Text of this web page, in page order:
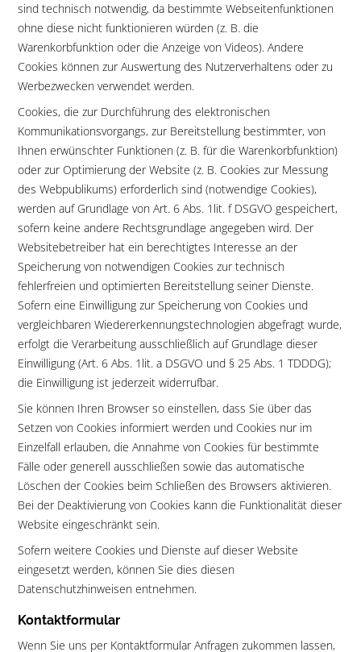
sind technisch notwendig, da bestimmte Webseitenfunktionen
ohne diese nicht funktionieren würden (z. B. die
Warenkorbfunktion oder die Anzeige von Videos). Andere
Cookies können zur Auswertung des Nutzerverhaltens oder zu
Werbezwecken verwendet werden.
Cookies, die zur Durchführung des elektronischen
Kommunikationsvorgangs, zur Bereitstellung bestimmter, von
Ihnen erwünschter Funktionen (z. B. für die Warenkorbfunktion)
oder zur Optimierung der Website (z. B. Cookies zur Messung
des Webpublikums) erforderlich sind (notwendige Cookies),
werden auf Grundlage von Art. 6 Abs. 1lit. f DSGVO gespeichert,
sofern keine andere Rechtsgrundlage angegeben wird. Der
Websitebetreiber hat ein berechtigtes Interesse an der
Speicherung von notwendigen Cookies zur technisch
fehlerfreien und optimierten Bereitstellung seiner Dienste.
Sofern eine Einwilligung zur Speicherung von Cookies und
vergleichbaren Wiedererkennungstechnologien abgefragt wurde,
erfolgt die Verarbeitung ausschließlich auf Grundlage dieser
Einwilligung (Art. 6 Abs. 1lit. a DSGVO und § 25 Abs. 1 TDDDG);
die Einwilligung ist jederzeit widerrufbar.
Sie können Ihren Browser so einstellen, dass Sie über das
Setzen von Cookies informiert werden und Cookies nur im
Einzelfall erlauben, die Annahme von Cookies für bestimmte
Fälle oder generell ausschließen sowie das automatische
Löschen der Cookies beim Schließen des Browsers aktivieren.
Bei der Deaktivierung von Cookies kann die Funktionalität dieser
Website eingeschränkt sein.
Sofern weitere Cookies und Dienste auf dieser Website
eingesetzt werden, können Sie dies diesen
Datenschutzhinweisen entnehmen.
Kontaktformular
Wenn Sie uns per Kontaktformular Anfragen zukommen lassen,